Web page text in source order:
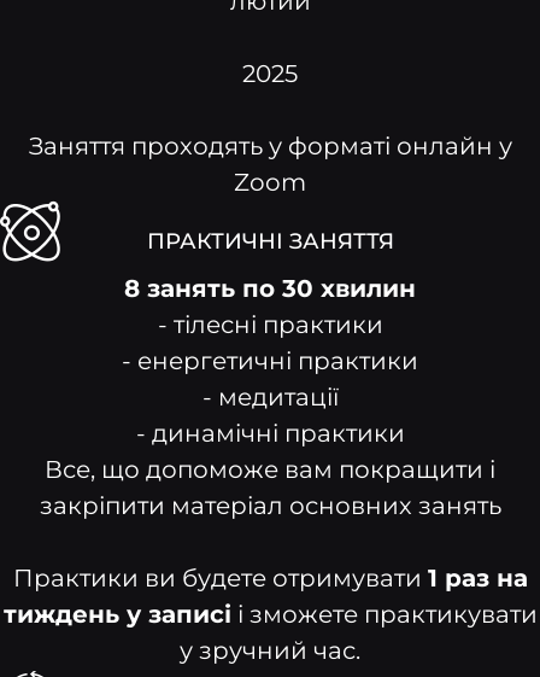
2025
Заняття проходять у форматі онлайн у
Zoom
ПРАКТИЧНІ ЗАНЯТТЯ
8 занять по 30 хвилин
- тілесні практики
- енергетичні практики
- медитації
- динамічні практики
Все, що допоможе вам покращити і
закріпити матеріал основних занять
Практики ви будете отримувати 1 раз на
тиждень у записі і зможете практикувати
у зручний час.